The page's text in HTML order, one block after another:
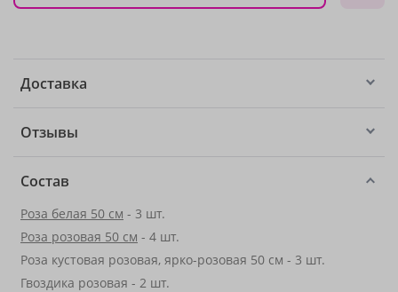
Доставка
Отзывы
Состав
Роза белая 50 см - 3 шт.
Роза розовая 50 см - 4 шт.
Роза кустовая розовая, ярко-розовая 50 см - 3 шт.
Гвоздика розовая - 2 шт.